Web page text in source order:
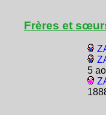
Frères et
5